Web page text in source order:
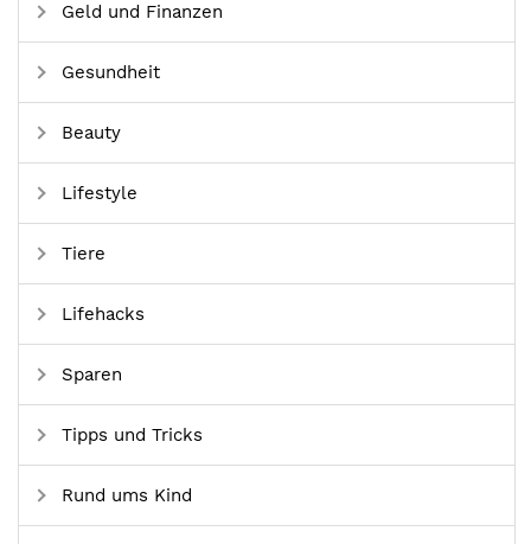
Geld und Finanzen
Gesundheit
Beauty
Lifestyle
Tiere
Lifehacks
Sparen
Tipps und Tricks
Rund ums Kind